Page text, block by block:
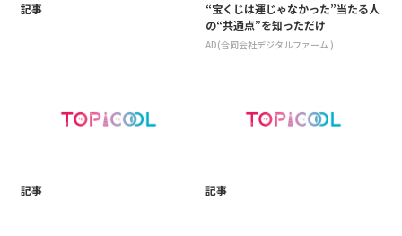
記事
“宝くじは運じゃなかった”当たる人
の“共通点”を知っただけ
AD(合同会社デジタルファーム )
記事 記事